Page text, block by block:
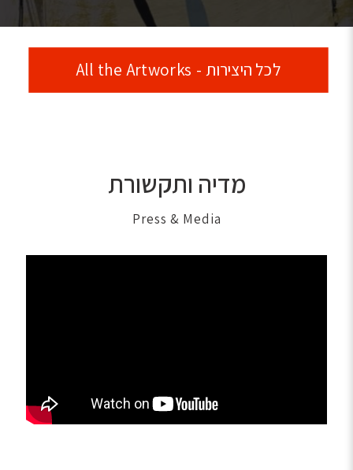
לכל היצירות - All the Artworks
מדיה ותקשורת
Press & Media